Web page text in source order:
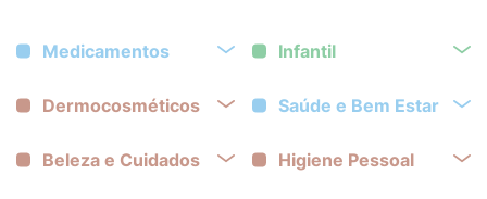
Medicamentos Infantil
Dermocosméticos Saúde e Bem Estar
Beleza e Cuidados Higiene Pessoal